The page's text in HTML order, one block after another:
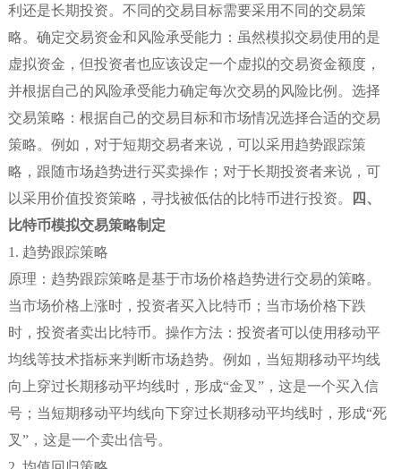
利还是长期投资。不同的交易目标需要采用不同的交易策
略。确定交易资金和风险承受能力：虽然模拟交易使用的是
虚拟资金，但投资者也应该设定一个虚拟的交易资金额度，
并根据自己的风险承受能力确定每次交易的风险比例。选择
交易策略：根据自己的交易目标和市场情况选择合适的交易
策略。例如，对于短期交易者来说，可以采用趋势跟踪策
略，跟随市场趋势进行买卖操作；对于长期投资者来说，可
以采用价值投资策略，寻找被低估的比特币进行投资。
四、
比特币模拟交易策略制定
1. 趋势跟踪策略
原理：趋势跟踪策略是基于市场价格趋势进行交易的策略。
当市场价格上涨时，投资者买入比特币；当市场价格下跌
时，投资者卖出比特币。操作方法：投资者可以使用移动平
均线等技术指标来判断市场趋势。例如，当短期移动平均线
向上穿过长期移动平均线时，形成“金叉”，这是一个买入信
号；当短期移动平均线向下穿过长期移动平均线时，形成“死
叉”，这是一个卖出信号。